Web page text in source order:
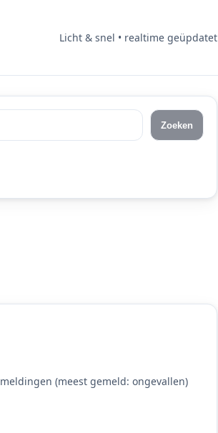
Licht & snel • realtime geüpdatet
Zoeken
meldingen (meest gemeld: ongevallen)